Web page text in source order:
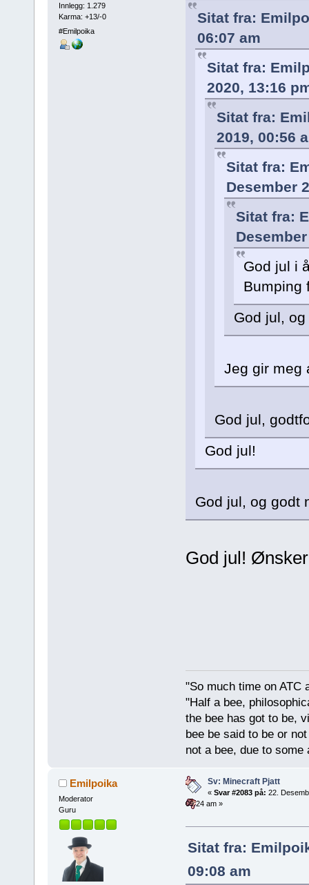
Innlegg: 1.279
Karma: +13/-0
#Emilpoika
Sitat fra:
06:07 am
Sitat fra:
2020, 13:16
Sitat fra:
2019, 00:56
Sitat fra:
Desember
Sitat fra:
God jul i
Bumping
God jul,
Jeg gir meg
God jul,
God jul!
God jul, og godt
God jul!
"So much time on ATC
"Half a bee,
the bee has got to be,
bee be said to be or
not a bee, due to some
Emilpoika
Moderator
Guru
Sv: Minecraft Pjatt
« Svar #2083 på: 22.
09:24 am »
Sitat fra:
09:08 am